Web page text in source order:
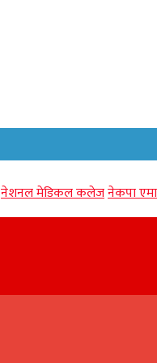
नेशनल मेडिकल कलेजनेकपा